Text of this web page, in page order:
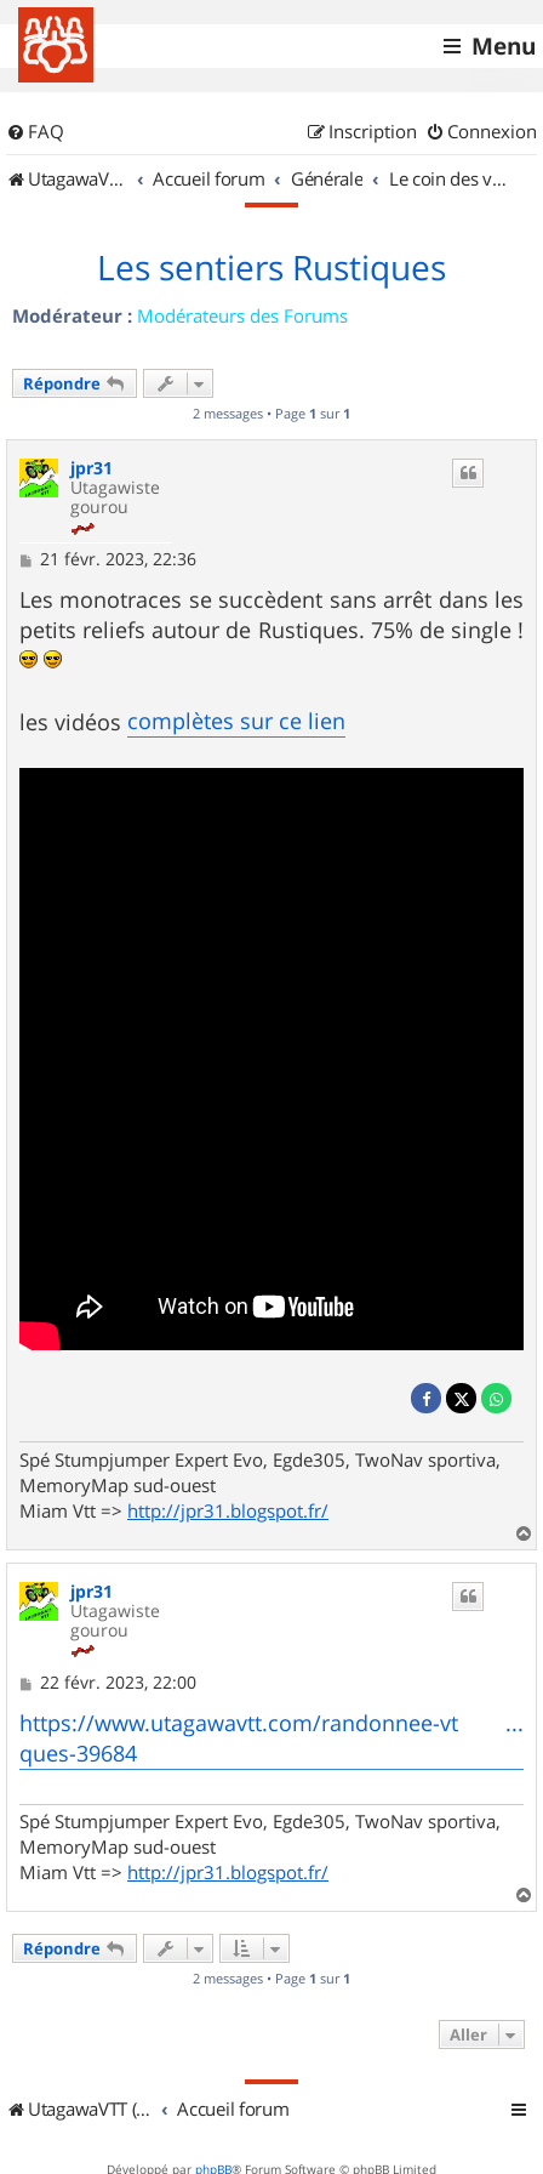
Menu
FAQ Connexion
Inscription
UtagawaVTT (Randos VTT et VTTAE avec traces GPS)
Accueil forum Générale Le coin des vidéastes
Les sentiers Rustiques
Modérateur : Modérateurs des Forums
Répondre
2 messages • Page 1 sur 1
jpr31
Utagawiste
gourou
M
s
s
a
g
e
21 févr. 2023, 22:36
Les monotraces se succèdent sans arrêt dans les
petits reliefs autour de Rustiques. 75% de single !
les vidéos complètes sur ce lien
Spé Stumpjumper Expert Evo, Egde305, TwoNav sportiva,
MemoryMap sud-ouest
Miam Vtt => http://jpr31.blogspot.fr/
a
u
jpr31
Utagawiste
gourou
M
s
s
a
g
22 févr. 2023, 22:00
https://www.utagawavtt.com/randonnee-vt ...
ques-39684
Spé Stumpjumper Expert Evo, Egde305, TwoNav sportiva,
MemoryMap sud-ouest
Miam Vtt => http://jpr31.blogspot.fr/
a
Répondre
2 messages • Page 1 sur 1
Aller
UtagawaVTT (Randos VTT et VTTAE avec traces GPS) Accueil forum
Développé par phpBB® Forum Software © phpBB Limited